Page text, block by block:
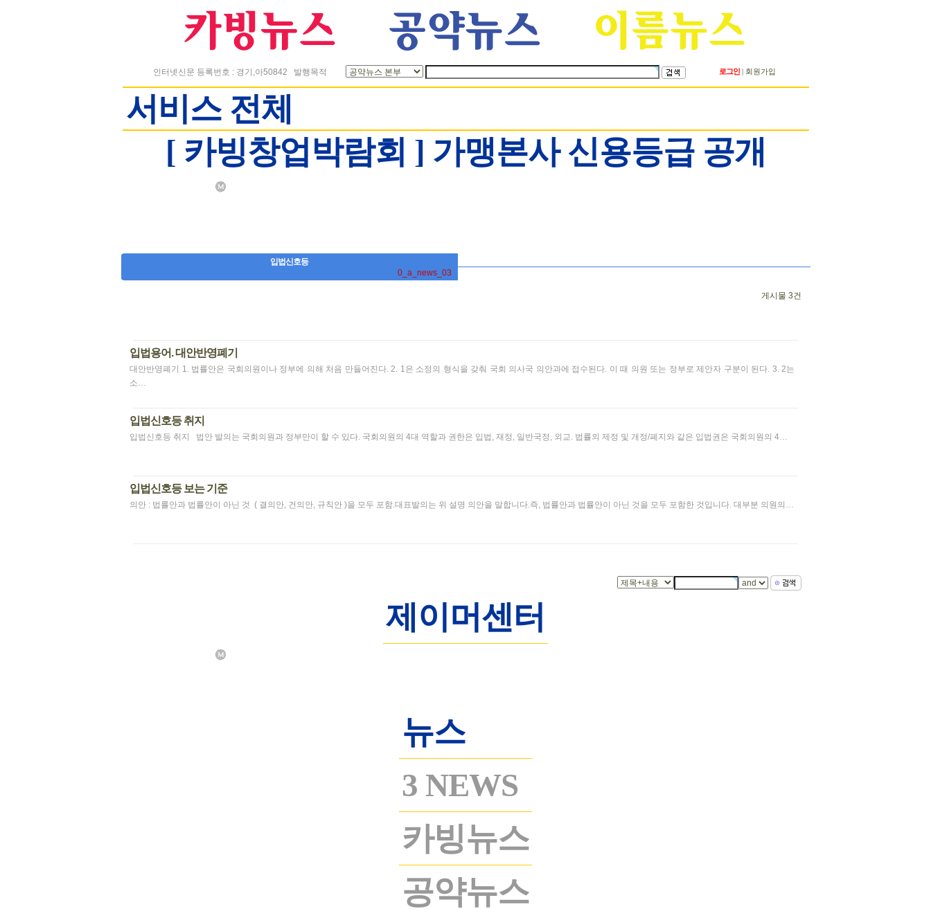
인터넷신문 등록번호 : 경기,아50842 발행목적 로그인 회원가입
서비스 전체
[ 카빙창업박람회 ] 가맹본사 신용등급 공개
입법신호등
0_a_news_03
게시물 3건
입법용어. 대안반영폐기
대안반영폐기 1. 법률안은 국회의원이나 정부에 의해 처음 만들어진다. 2. 1은 소정의 형식을 갖춰 국회 의사국 의안과에 접수된다. 이 때 의원 또는 정부로 제안자 구분이 된다. 3. 2는
소…
입법신호등 취지
입법신호등 취지 법안 발의는 국회의원과 정부만이 할 수 있다. 국회의원의 4대 역할과 권한은 입법, 재정, 일반국정, 외교. 법률의 제정 및 개정/폐지와 같은 입법권은 국회의원의 4…
입법신호등 보는 기준
의안 : 법률안과 법률안이 아닌 것 ( 결의안, 건의안, 규칙안 )을 모두 포함.대표발의는 위 설명 의안을 말합니다.즉, 법률안과 법률안이 아닌 것을 모두 포함한 것입니다. 대부분 의원의…
제이머센터
뉴스
3 NEWS
카빙뉴스
공약뉴스